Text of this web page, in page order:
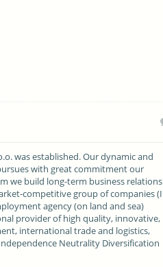
was established. Our dynamic and
with great commitment our
we build long-term business
competitive group of companies
agency (on land and sea)
provider of high quality, innovative,
international trade and logistics,
Neutrality Diversification